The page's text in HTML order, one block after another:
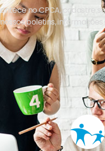
no CPCA, cadastre
boletins, informações